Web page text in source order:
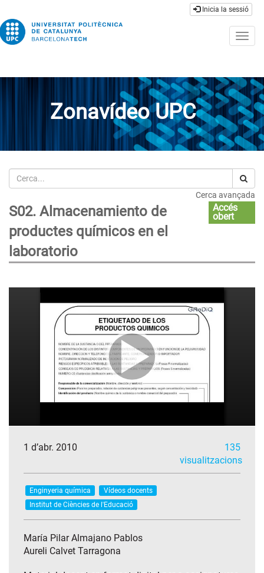
Inicia la sessió
Zonavídeo UPC
Cerca
Cerca avançada
S02. Almacenamiento de
productes químicos en el
laboratorio
Accés
obert
1 d’abr. 2010
135
visualitzacions
Enginyeria química
Vídeos docents
Institut de Ciències de l'Educació
María Pilar Almajano Pablos
Aureli Calvet Tarragona